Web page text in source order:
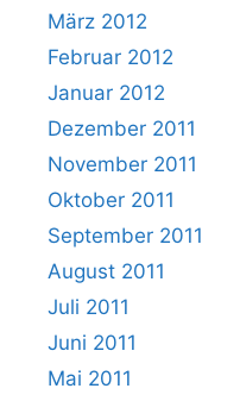
März 2012
Februar 2012
Januar 2012
Dezember 2011
November 2011
Oktober 2011
September 2011
August 2011
Juli 2011
Juni 2011
Mai 2011